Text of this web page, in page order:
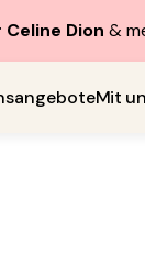
Dion &
Mit